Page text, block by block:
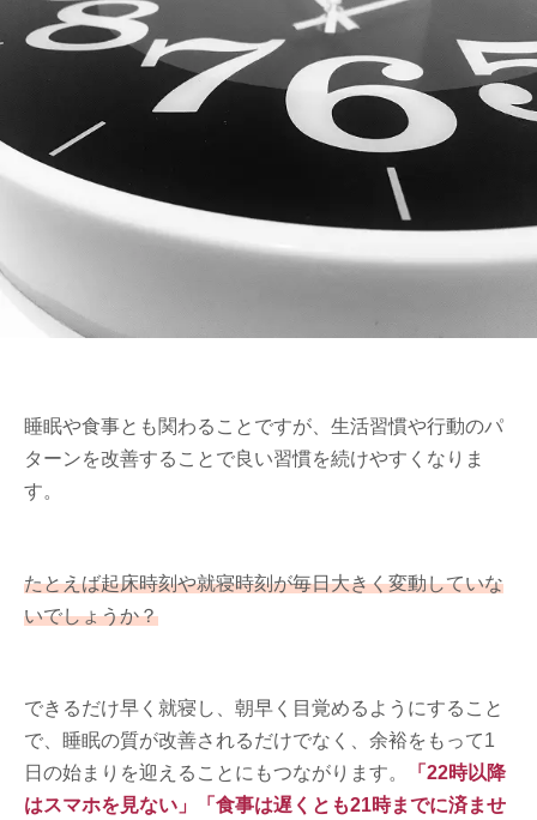
睡眠や食事とも関わることですが、生活習慣や行動のパ
ターンを改善することで良い習慣を続けやすくなりま
す。
たとえば起床時刻や就寝時刻が毎日大きく変動していな
いでしょうか？
できるだけ早く就寝し、朝早く目覚めるようにすること
で、睡眠の質が改善されるだけでなく、余裕をもって1
日の始まりを迎えることにもつながります。
「22時以降
はスマホを見ない」「食事は遅くとも21時までに済ませ